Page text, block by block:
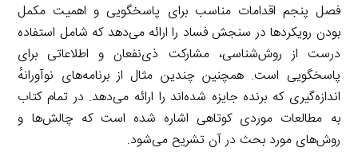
فصل پنجم اقدامات مناسب برای پاسخگویی و اهمیت مکمل
بودن رویکردها در سنجش فساد را ارائه می‌دهد که شامل استفاده
درست از روش‌شناسی، مشارکت ذی‌نفعان و اطلاعاتی برای
پاسخگویی است. همچنین چندین مثال از برنامه‌های نوآورانهٔ
اندازه‌گیری که برنده جایزه شده‌اند را ارائه می‌دهد. در تمام کتاب
به مطالعات موردی کوتاهی اشاره شده است که چالش‌ها و
روش‌های مورد بحث در آن تشریح می‌شود.